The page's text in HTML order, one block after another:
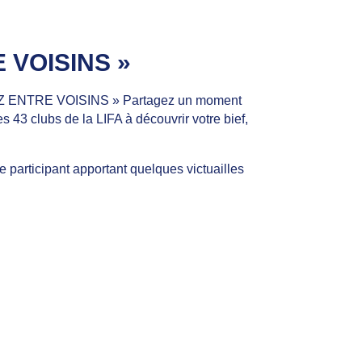
VOISINS »
ENTRE VOISINS » Partagez un moment
43 clubs de la LIFA à découvrir votre bief,
participant apportant quelques victuailles